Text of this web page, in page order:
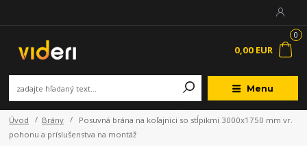
Menu
0
0,00 EUR
Úvod Brány
Posuvná brána na koľajnici so stĺpikmi 3000x1750 mm vr.
pohonu a príslušenstva na montáž